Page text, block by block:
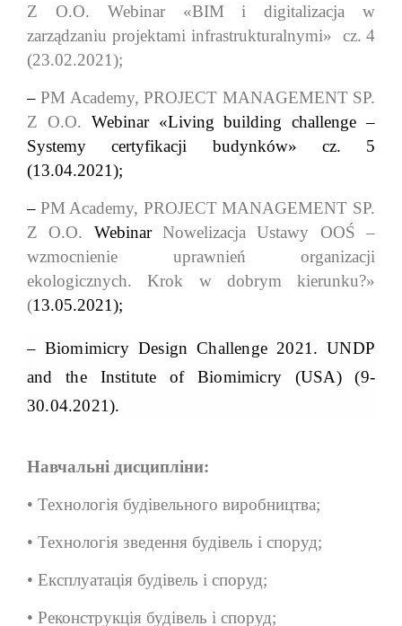
Z O.O.
Webinar «BIM i digitalizacja w
zarządzaniu projektami infrastrukturalnymi» cz. 4
(23.02.2021);
–PM Academy, PROJECT MANAGEMENT SP.
Z O.O. Webinar «Living building challenge –
Systemy certyfikacji budynków» cz. 5
(13.04.2021);
– PM Academy, PROJECT MANAGEMENT SP.
Z O.O.
WebinarNowelizacja Ustawy OOŚ –
wzmocnienie uprawnień organizacji
ekologicznych. Krok w dobrym kierunku?»
(13.05.2021);
– Biomimicry Design Challenge 2021. UNDP
and the Institute of Biomimicry (USA)(9-
30.04.2021).
Навчальні дисципліни:
• Технологія будівельного виробництва;
• Технологія зведення будівель i споруд;
• Експлуатація будівель і споруд;
• Реконструкція будівель і споруд;